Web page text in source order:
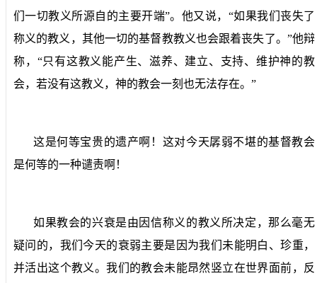
们一切教义所源自的主要开端”。他又说，“如果我们丧失了
称义的教义，其他一切的基督教教义也会跟着丧失了。”他辩
称，“只有这教义能产生、滋养、建立、支持、维护神的教
会，若没有这教义，神的教会一刻也无法存在。”
这是何等宝贵的遗产啊！这对今天孱弱不堪的基督教会
是何等的一种谴责啊！
如果教会的兴衰是由因信称义的教义所决定，那么毫无
疑问的，我们今天的衰弱主要是因为我们未能明白、珍重，
并活出这个教义。我们的教会未能昂然竖立在世界面前，反